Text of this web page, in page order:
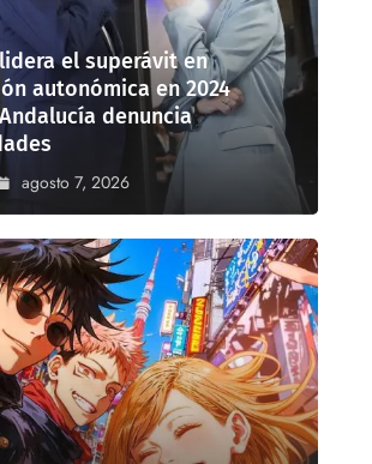
el superávit en
autonómica en 2024
denuncia
agosto 7, 2026